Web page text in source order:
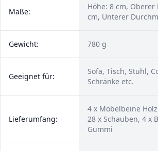
Maße:
Höhe: 8 cm,
cm, Unterer
Gewicht: 780 g
Geeignet für:
Sofa, Tisch, Stuhl,
Schränke etc.
Lieferumfang:
4 x Möbelbeine
28 x Schauben, 4 x
Gummi